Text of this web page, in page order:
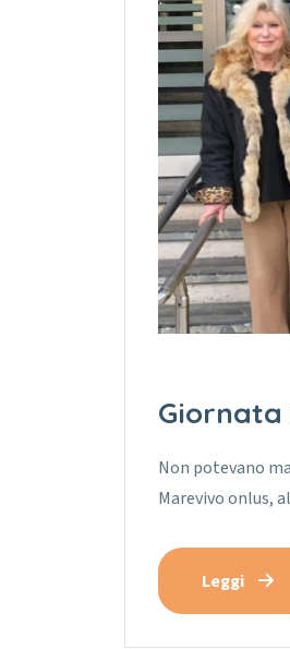
Giornata
Non potevano
Marevivo onlus,
Leggi